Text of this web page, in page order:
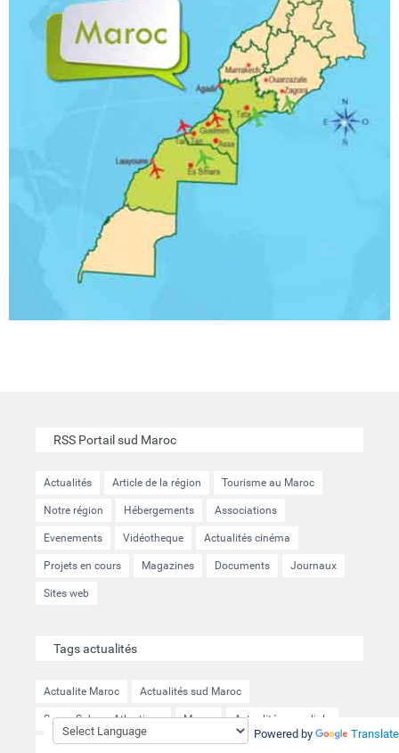
Powered by Translate
RSS Portail sud Maroc
Actualités Article de la région Tourisme au Maroc
Notre région Hébergements Associations
Evenements Vidéotheque Actualités cinéma
Projets en cours Magazines Documents Journaux
Sites web
Tags actualités
Actualite Maroc Actualités sud Maroc
Souss Sahara Atlantique Maroc Actualités mondiale
Transports Développement durable